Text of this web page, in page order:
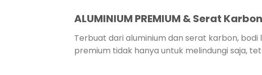
ALUMINIUM PREMIUM & Serat Karbon
Terbuat dari aluminium dan serat karbon,
premium tidak hanya untuk melindungi saja,